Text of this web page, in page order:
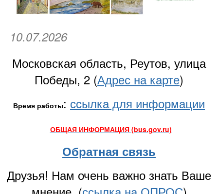
10.07.2026
Московская область, Реутов, улица
Победы, 2 (Адрес на карте)
Время работы: ссылка для информации
ОБЩАЯ ИНФОРМАЦИЯ (bus.gov.ru)
Обратная связь
Друзья! Нам очень важно знать Ваше